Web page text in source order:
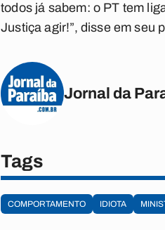
todos já sabem: o PT tem
Justiça agir!”, disse em seu
Jornal da
Tags
COMPORTAMENTO IDIOTA